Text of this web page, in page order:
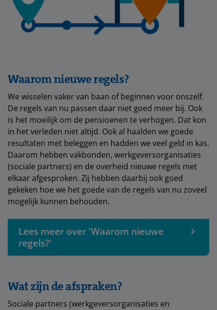
Waarom nieuwe regels?
We wisselen vaker van baan of beginnen voor onszelf.
De regels van nu passen daar niet goed meer bij. Ook
is het moeilijk om de pensioenen te verhogen. Dat kon
in het verleden niet altijd. Ook al haalden we goede
resultaten met beleggen en hadden we veel geld in kas.
Daarom hebben vakbonden, werkgeversorganisaties
(sociale partners) en de overheid nieuwe regels met
elkaar afgesproken. Zij hebben daarbij ook goed
gekeken hoe we het goede van de regels van nu zoveel
mogelijk kunnen behouden.
Lees meer over 'Waarom nieuwe
regels?'
Wat zijn de afspraken?
Sociale partners (werkgeversorganisaties en